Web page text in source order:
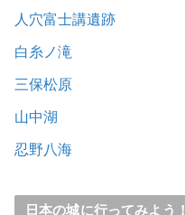
人穴富士講遺跡
白糸ノ滝
三保松原
山中湖
忍野八海
日本の城に行ってみよう！